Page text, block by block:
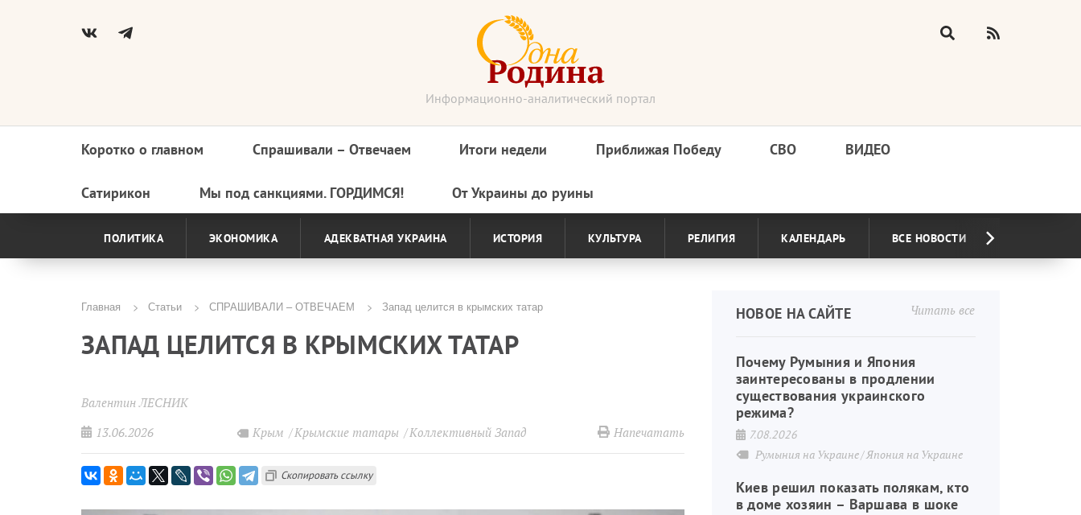
Информационно-аналитический портал
Основная
навигация
Коротко о главном Спрашивали – Отвечаем Итоги недели Приближая Победу СВО ВИДЕО
Сатирикон Мы под санкциями. ГОРДИМСЯ! От Украины до руины
ПОЛИТИКА ЭКОНОМИКА АДЕКВАТНАЯ УКРАИНА ИСТОРИЯ КУЛЬТУРА РЕЛИГИЯ КАЛЕНДАРЬ ВСЕ НОВОСТИ
Строка
навигации
Главная Статьи СПРАШИВАЛИ – ОТВЕЧАЕМ Запад целится в крымских татар
ЗАПАД ЦЕЛИТСЯ В КРЫМСКИХ ТАТАР
Валентин ЛЕСНИК
13.06.2026
Крым Крымские татары Коллективный Запад Напечатать
Скопировать ссылку
Читать все
НОВОЕ НА САЙТЕ
Почему Румыния и Япония
заинтересованы в продлении
существования украинского
режима?
7.08.2026
Румыния на Украине Япония на Украине
Киев решил показать полякам, кто
в доме хозяин – Варшава в шоке